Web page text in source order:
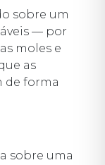
sobre um
— por
moles e
as
de forma
sobre uma